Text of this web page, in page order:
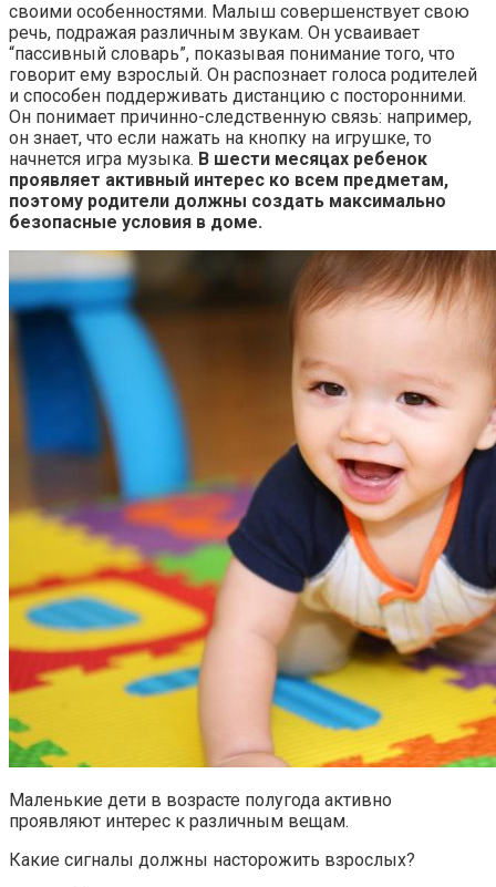
своими особенностями. Малыш совершенствует свою
речь, подражая различным звукам. Он усваивает
“пассивный словарь”, показывая понимание того, что
говорит ему взрослый. Он распознает голоса родителей
и способен поддерживать дистанцию с посторонними.
Он понимает причинно-следственную связь: например,
он знает, что если нажать на кнопку на игрушке, то
начнется игра музыка. В шести месяцах ребенок
проявляет активный интерес ко всем предметам,
поэтому родители должны создать максимально
безопасные условия в доме.
Маленькие дети в возрасте полугода активно
проявляют интерес к различным вещам.
Какие сигналы должны насторожить взрослых?